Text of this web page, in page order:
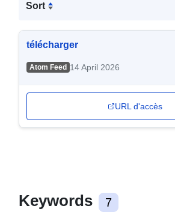
Sort
télécharger
Atom Feed 14 April 2026
URL d'accès
Keywords 7